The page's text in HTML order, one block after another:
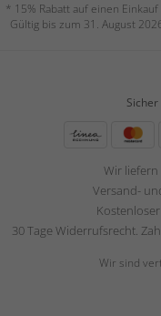
* 15% Rabatt auf einen
Gültig bis zum 31. August
Wir liefern
Versand-
30 Tage Widerrufsrecht.
Wir sind